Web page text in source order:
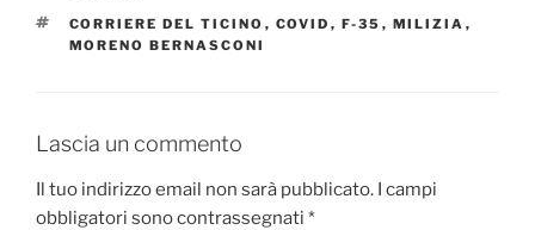
TAG
CORRIERE DEL TICINO , COVID , F-35 , MILIZIA ,
MORENO BERNASCONI
Lascia un commento
Il tuo indirizzo email non sarà pubblicato. I campi
obbligatori sono contrassegnati *